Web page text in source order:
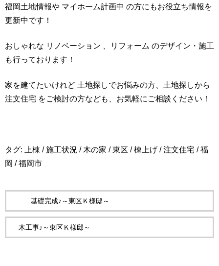
福岡土地情報や マイホーム計画中 の方にもお役立ち情報を
更新中です！
おしゃれな リノベーション 、リフォーム のデザイン・施工
も行っております！
家を建てたいけれど 土地探しでお悩みの方、土地探しから
注文住宅 をご検討の方なども、お気軽にご相談ください！
タグ: 上棟 /施工状況 / 木の家 /東区 /棟上げ /注文住宅 /福
岡 /福岡市
基礎完成♪～東区Ｋ様邸～
木工事♪～東区Ｋ様邸～